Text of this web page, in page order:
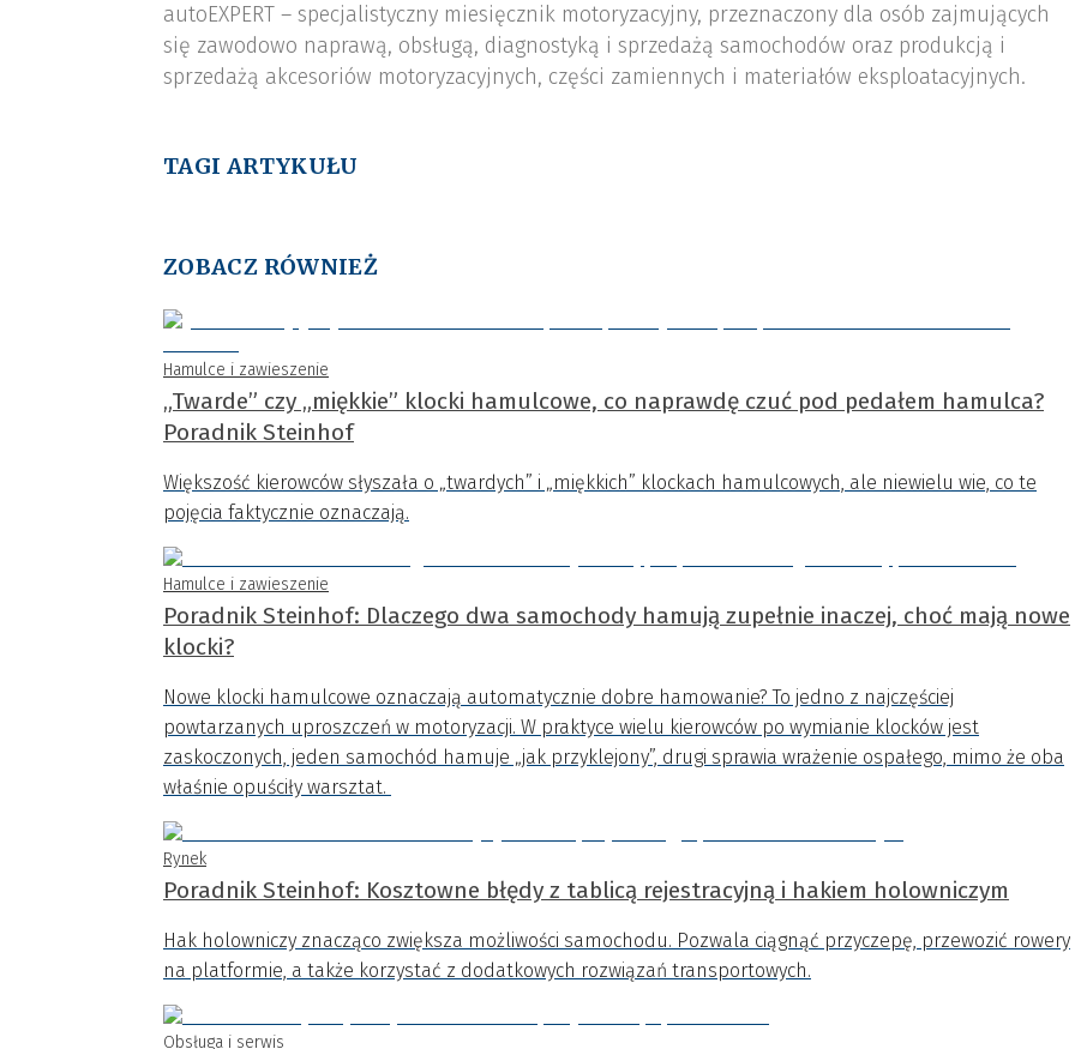
autoEXPERT – specjalistyczny miesięcznik motoryzacyjny, przeznaczony dla osób zajmujących
się zawodowo naprawą, obsługą, diagnostyką i sprzedażą samochodów oraz produkcją i
sprzedażą akcesoriów motoryzacyjnych, części zamiennych i materiałów eksploatacyjnych.
TAGI ARTYKUŁU
ZOBACZ RÓWNIEŻ
Hamulce i zawieszenie
„Twarde” czy „miękkie” klocki hamulcowe, co naprawdę czuć pod pedałem hamulca?
Poradnik Steinhof
Większość kierowców słyszała o „twardych” i „miękkich” klockach hamulcowych, ale niewielu wie, co te
pojęcia faktycznie oznaczają.
Hamulce i zawieszenie
Poradnik Steinhof: Dlaczego dwa samochody hamują zupełnie inaczej, choć mają nowe
klocki?
Nowe klocki hamulcowe oznaczają automatycznie dobre hamowanie? To jedno z najczęściej
powtarzanych uproszczeń w motoryzacji. W praktyce wielu kierowców po wymianie klocków jest
zaskoczonych, jeden samochód hamuje „jak przyklejony”, drugi sprawia wrażenie ospałego, mimo że oba
właśnie opuściły warsztat.
Rynek
Poradnik Steinhof: Kosztowne błędy z tablicą rejestracyjną i hakiem holowniczym
Hak holowniczy znacząco zwiększa możliwości samochodu. Pozwala ciągnąć przyczepę, przewozić rowery
na platformie, a także korzystać z dodatkowych rozwiązań transportowych.
Obsługa i serwis